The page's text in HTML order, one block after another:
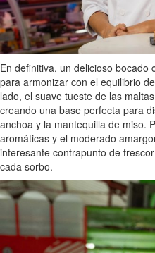
En definitiva, un delicioso
para armonizar con el equilibrio
lado, el suave tueste de las
creando una base perfecta para
anchoa y la mantequilla de miso.
aromáticas y el moderado
interesante contrapunto de
cada sorbo.